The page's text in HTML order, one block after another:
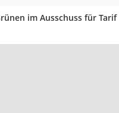
im Ausschuss für